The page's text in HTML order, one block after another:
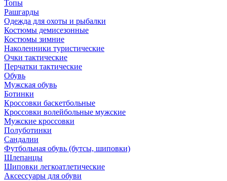
Топы
Рашгарды
Одежда для охоты и рыбалки
Костюмы демисезонные
Костюмы зимние
Наколенники туристические
Очки тактические
Перчатки тактические
Обувь
Мужская обувь
Ботинки
Кроссовки баскетбольные
Кроссовки волейбольные мужские
Мужские кроссовки
Полуботинки
Сандалии
Футбольная обувь (бутсы, шиповки)
Шлепанцы
Шиповки легкоатлетические
Аксессуары для обуви